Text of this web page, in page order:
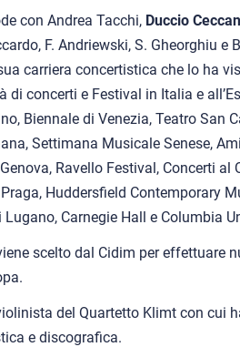
con Andrea Tacchi, Duccio
F. Andriewski, S. Gheorghiu e
carriera concertistica che lo ha
di concerti e Festival in Italia e
Biennale di Venezia, Teatro San
Settimana Musicale Senese,
Ravello Festival, Concerti al
Huddersfield Contemporary
Lugano, Carnegie Hall e Columbia
scelto dal Cidim per effettuare
del Quartetto Klimt con cui
e discografica.